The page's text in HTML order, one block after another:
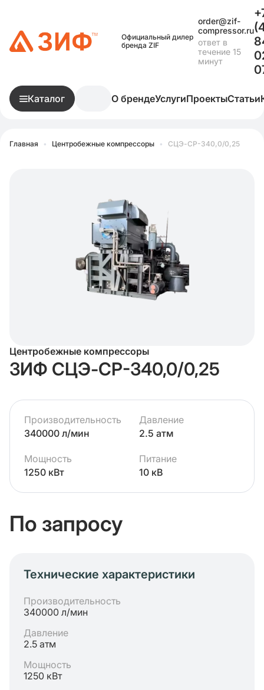
Официальный дилер
бренда ZIF
order@zif-
compressor.ru
ответ в
течение 15
минут
Каталог О брендеУслугиПроектыСтатьи
Главная • Центробежные компрессоры • СЦЭ-СР-340,0/0,25
Центробежные компрессоры
ЗИФ СЦЭ-СР-340,0/0,25
Производительность
340000 л/мин
Давление
2.5 атм
Мощность
1250 кВт
Питание
10 кВ
По запросу
Технические характеристики
Производительность
340000 л/мин
Давление
2.5 атм
Мощность
1250 кВт